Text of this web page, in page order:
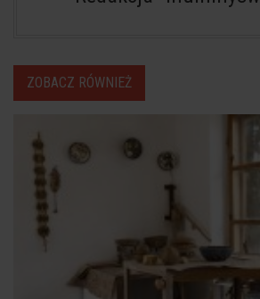
ZOBACZ RÓWNIEŻ